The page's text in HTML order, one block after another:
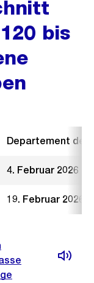
bis
Departement der
4. Februar 2026
19. Februar 2026